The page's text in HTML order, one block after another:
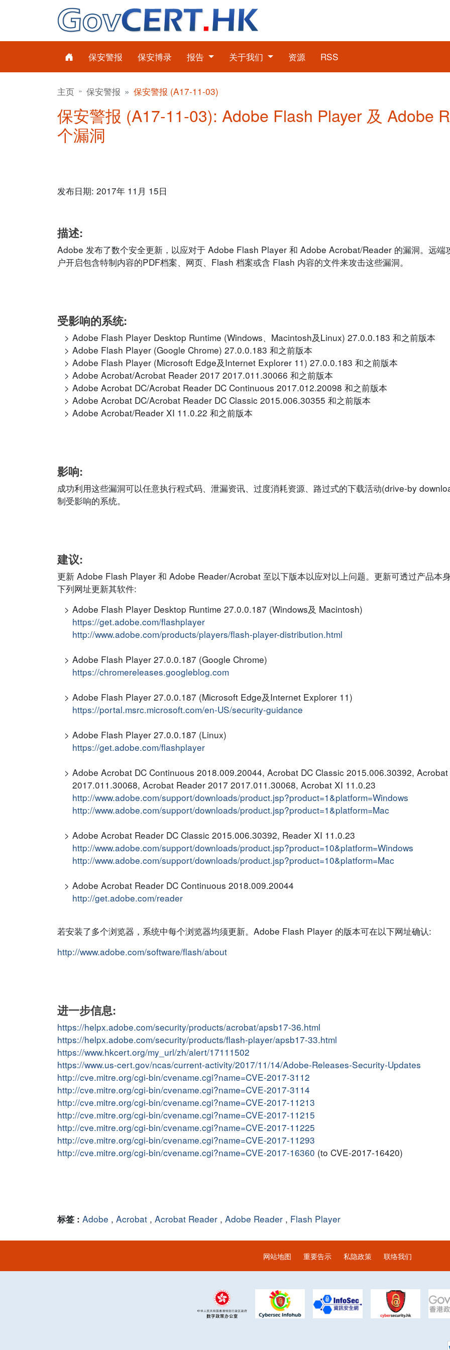
保安警报 保安博录 报告 关于我们 资源 RSS
主页 保安警报 保安警报 (A17-11-03)
保安警报 (A17-11-03): Adobe Flash Player 及 Adobe
个漏洞
发布日期: 2017年 11月 15日
描述:
Adobe 发布了数个安全更新，以应对于 Adobe Flash Player 和 Adobe Acrobat/Reader 的漏洞。远端
户开启包含特制内容的PDF档案、网页、Flash 档案或含 Flash 内容的文件来攻击这些漏洞。
受影响的系统:
Adobe Flash Player Desktop Runtime (Windows、Macintosh及Linux) 27.0.0.183 和之前版本
Adobe Flash Player (Google Chrome) 27.0.0.183 和之前版本
Adobe Flash Player (Microsoft Edge及Internet Explorer 11) 27.0.0.183 和之前版本
Adobe Acrobat/Acrobat Reader 2017 2017.011.30066 和之前版本
Adobe Acrobat DC/Acrobat Reader DC Continuous 2017.012.20098 和之前版本
Adobe Acrobat DC/Acrobat Reader DC Classic 2015.006.30355 和之前版本
Adobe Acrobat/Reader XI 11.0.22 和之前版本
影响:
成功利用这些漏洞可以任意执行程式码、泄漏资讯、过度消耗资源、路过式的下载活动(drive-by
制受影响的系统。
建议:
更新 Adobe Flash Player 和 Adobe Reader/Acrobat 至以下版本以应对以上问题。更新可透过产品本
下列网址更新其软件:
Adobe Flash Player Desktop Runtime 27.0.0.187 (Windows及 Macintosh)
https://get.adobe.com/flashplayer
http://www.adobe.com/products/players/flash-player-distribution.html
Adobe Flash Player 27.0.0.187 (Google Chrome)
https://chromereleases.googleblog.com
Adobe Flash Player 27.0.0.187 (Microsoft Edge及Internet Explorer 11)
https://portal.msrc.microsoft.com/en-US/security-guidance
Adobe Flash Player 27.0.0.187 (Linux)
https://get.adobe.com/flashplayer
Adobe Acrobat DC Continuous 2018.009.20044, Acrobat DC Classic 2015.006.30392,
2017.011.30068, Acrobat Reader 2017 2017.011.30068, Acrobat XI 11.0.23
http://www.adobe.com/support/downloads/product.jsp?product=1&platform=Windows
http://www.adobe.com/support/downloads/product.jsp?product=1&platform=Mac
Adobe Acrobat Reader DC Classic 2015.006.30392, Reader XI 11.0.23
http://www.adobe.com/support/downloads/product.jsp?product=10&platform=Windows
http://www.adobe.com/support/downloads/product.jsp?product=10&platform=Mac
Adobe Acrobat Reader DC Continuous 2018.009.20044
http://get.adobe.com/reader
若安装了多个浏览器，系统中每个浏览器均须更新。Adobe Flash Player 的版本可在以下网址确认:
http://www.adobe.com/software/flash/about
进一步信息:
https://helpx.adobe.com/security/products/acrobat/apsb17-36.html
https://helpx.adobe.com/security/products/flash-player/apsb17-33.html
https://www.hkcert.org/my_url/zh/alert/17111502
https://www.us-cert.gov/ncas/current-activity/2017/11/14/Adobe-Releases-Security-Updates
http://cve.mitre.org/cgi-bin/cvename.cgi?name=CVE-2017-3112
http://cve.mitre.org/cgi-bin/cvename.cgi?name=CVE-2017-3114
http://cve.mitre.org/cgi-bin/cvename.cgi?name=CVE-2017-11213
http://cve.mitre.org/cgi-bin/cvename.cgi?name=CVE-2017-11215
http://cve.mitre.org/cgi-bin/cvename.cgi?name=CVE-2017-11225
http://cve.mitre.org/cgi-bin/cvename.cgi?name=CVE-2017-11293
http://cve.mitre.org/cgi-bin/cvename.cgi?name=CVE-2017-16360 (to CVE-2017-16420)
标签 : Adobe , Acrobat , Acrobat Reader , Adobe Reader , Flash Player
网站地图 重要告示 私隐政策 联络我们